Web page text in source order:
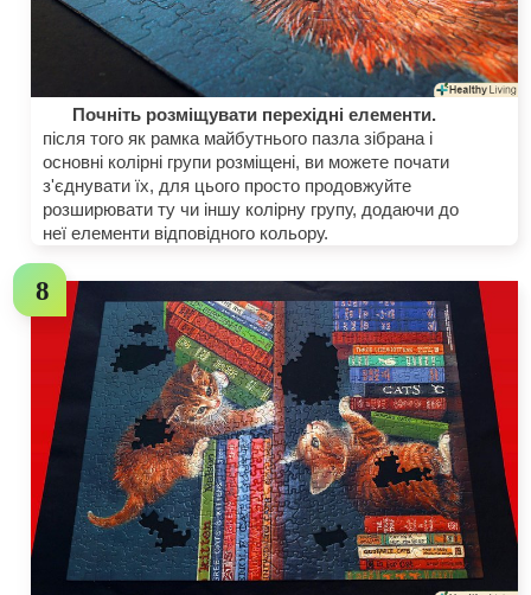
Почніть розміщувати перехідні елементи.
після того як рамка майбутнього пазла зібрана і
основні колірні групи розміщені, ви можете почати
з'єднувати їх, для цього просто продовжуйте
розширювати ту чи іншу колірну групу, додаючи до
неї елементи відповідного кольору.